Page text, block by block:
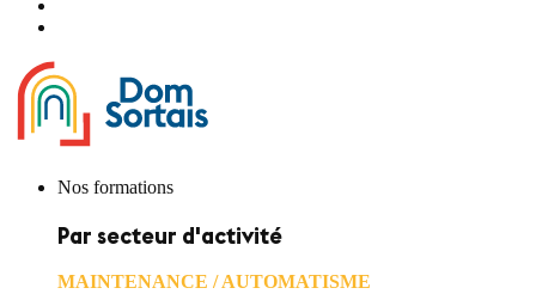
Nos formations
Par secteur d'activité
MAINTENANCE / AUTOMATISME